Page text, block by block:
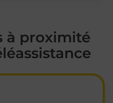
à proximité